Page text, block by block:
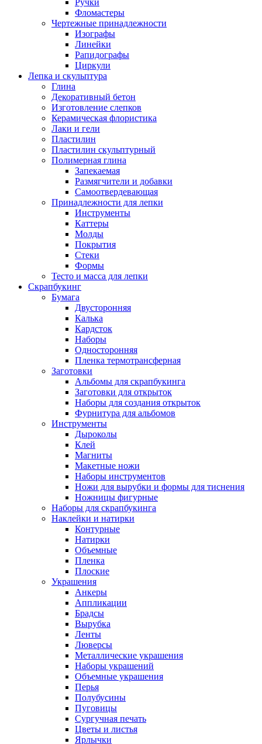
Ручки
Фломастеры
Чертежные принадлежности
Изографы
Линейки
Рапидографы
Циркули
Лепка и скульптура
Глина
Декоративный бетон
Изготовление слепков
Керамическая флористика
Лаки и гели
Пластилин
Пластилин скульптурный
Полимерная глина
Запекаемая
Размягчители и добавки
Самоотвердевающая
Принадлежности для лепки
Инструменты
Каттеры
Молды
Покрытия
Стеки
Формы
Тесто и масса для лепки
Скрапбукинг
Бумага
Двусторонняя
Калька
Кардсток
Наборы
Односторонняя
Пленка термотрансферная
Заготовки
Альбомы для скрапбукинга
Заготовки для открыток
Наборы для создания открыток
Фурнитура для альбомов
Инструменты
Дыроколы
Клей
Магниты
Макетные ножи
Наборы инструментов
Ножи для вырубки и формы для тиснения
Ножницы фигурные
Наборы для скрапбукинга
Наклейки и натирки
Контурные
Натирки
Объемные
Пленка
Плоские
Украшения
Анкеры
Аппликации
Брадсы
Вырубка
Ленты
Люверсы
Металлические украшения
Наборы украшений
Объемные украшения
Перья
Полубусины
Пуговицы
Сургучная печать
Цветы и листья
Ярлычки